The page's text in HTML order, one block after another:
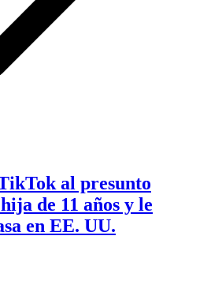
al presunto
de 11 años y le
en EE. UU.